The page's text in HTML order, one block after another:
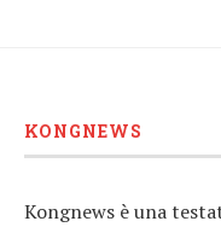
KONGNEWS
Kongnews è una